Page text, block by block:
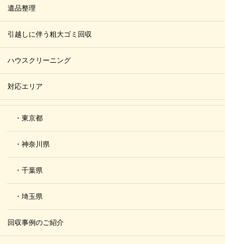
遺品整理
引越しに伴う粗大ゴミ回収
ハウスクリーニング
対応エリア
・東京都
・神奈川県
・千葉県
・埼玉県
回収事例のご紹介